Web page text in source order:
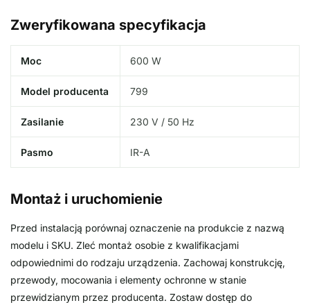
Zweryfikowana specyfikacja
Moc 600 W
Model producenta 799
Zasilanie 230 V / 50 Hz
Pasmo IR-A
Montaż i uruchomienie
Przed instalacją porównaj oznaczenie na produkcie z nazwą
modelu i SKU. Zleć montaż osobie z kwalifikacjami
odpowiednimi do rodzaju urządzenia. Zachowaj konstrukcję,
przewody, mocowania i elementy ochronne w stanie
przewidzianym przez producenta. Zostaw dostęp do